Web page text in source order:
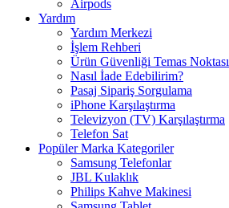
Airpods
Yardım
Yardım Merkezi
İşlem Rehberi
Ürün Güvenliği Temas Noktası
Nasıl İade Edebilirim?
Pasaj Sipariş Sorgulama
iPhone Karşılaştırma
Televizyon (TV) Karşılaştırma
Telefon Sat
Popüler Marka Kategoriler
Samsung Telefonlar
JBL Kulaklık
Philips Kahve Makinesi